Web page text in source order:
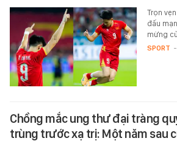
Trọn
đấu
mừng
SPORT -
Chồng mắc ung thư đại tràng
trùng trước xạ trị: Một năm sau